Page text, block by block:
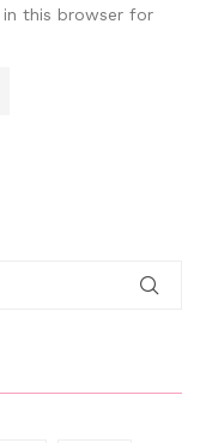
in this browser for